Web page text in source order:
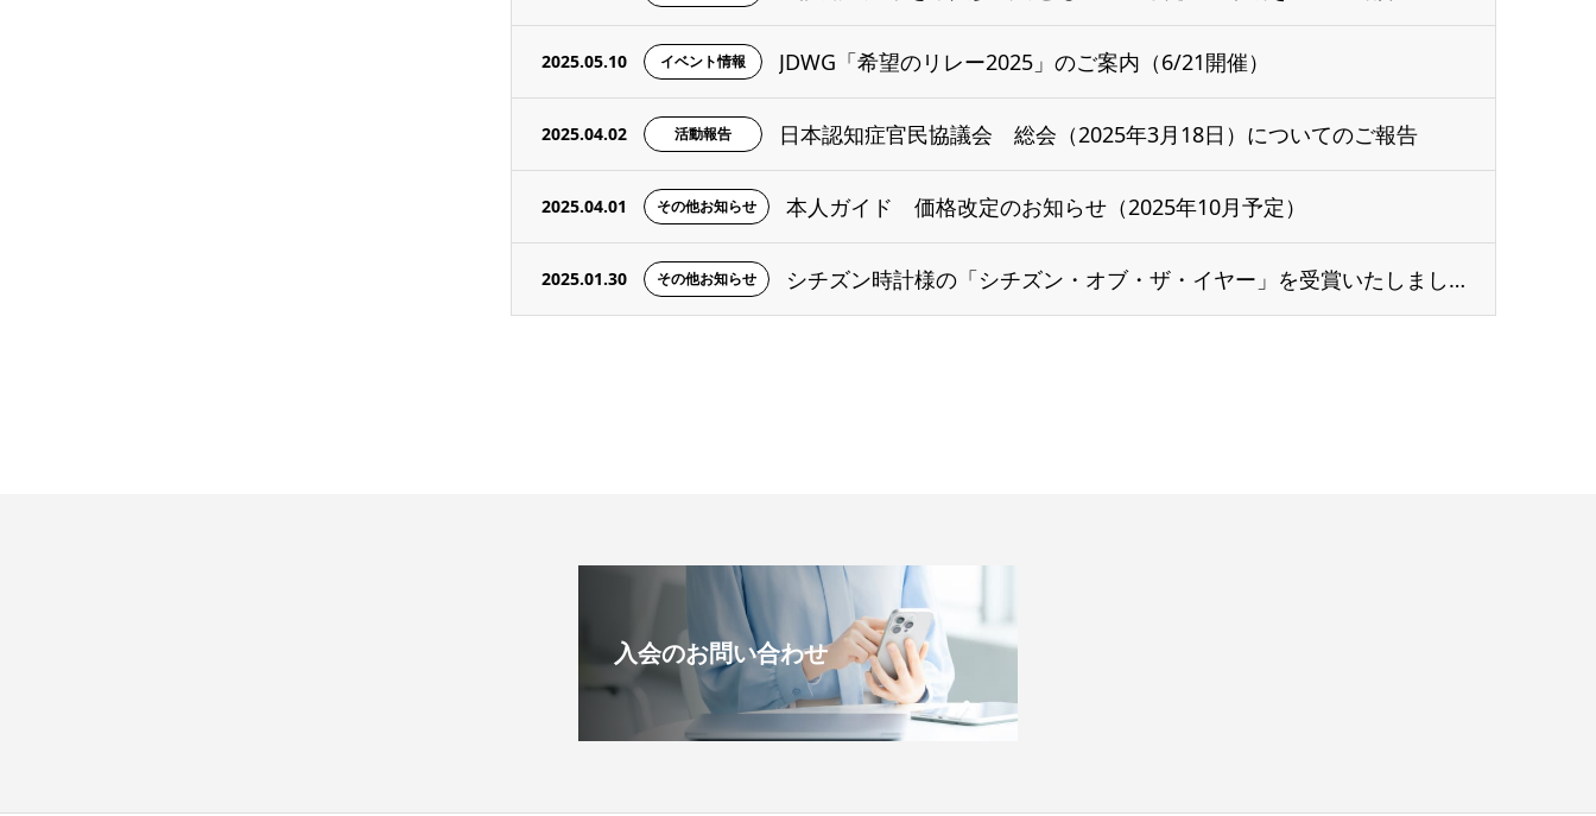
2025.05.10 イベント情報 JDWG「希望のリレー2025」のご案内（6/21開催）
2025.04.02 活動報告 日本認知症官民協議会 総会（2025年3月18日）についてのご報告
2025.04.01 その他お知らせ 本人ガイド 価格改定のお知らせ（2025年10月予定）
2025.01.30 その他お知らせ シチズン時計様の「シチズン・オブ・ザ・イヤー」を受賞いたしました。
入会のお問い合わせ